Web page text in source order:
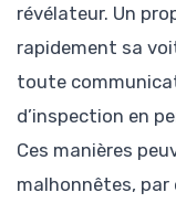
révélateur. Un
rapidement sa
toute
d’inspection en
Ces manières
malhonnêtes, par